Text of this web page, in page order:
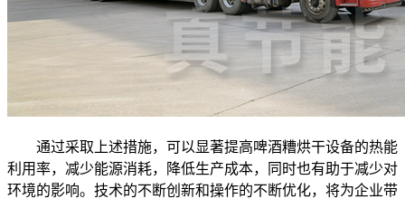
通过采取上述措施，可以显著提高啤酒糟烘干设备的热能
利用率，减少能源消耗，降低生产成本，同时也有助于减少对
环境的影响。技术的不断创新和操作的不断优化，将为企业带